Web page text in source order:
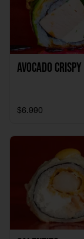
Avocado Crispy
$6.990